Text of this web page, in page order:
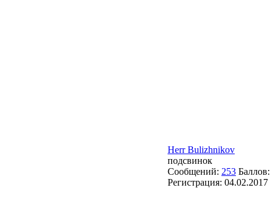
Herr Bulizhnikov
подсвинок
Сообщений: 253
Регистрация: 04.02.2017